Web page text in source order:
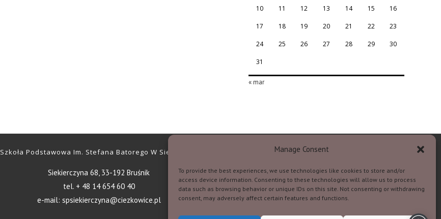
Manage Consent
To provide the best experiences, we use technologies like cookies to store and/or
access device information. Consenting to these technologies will allow us to process
data such as browsing behavior or unique IDs on this site. Not consenting or withdrawing
consent, may adversely affect certain features and functions.
10 11 12 13 14 15 16
17 18 19 20 21 22 23
24 25 26 27 28 29 30
31
« mar
Szkoła Podstawowa Im. Stefana Batorego W Siekierczynie
Siekierczyna 68, 33-192 Bruśnik
tel. + 48 14 654 60 40
e-mail: spsiekierczyna@ciezkowice.pl